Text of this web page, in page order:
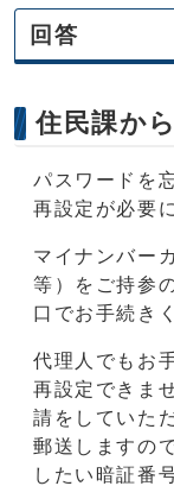
回答
住民課か
パスワードを
再設定が必要
マイナンバー
等）をご持参
口でお手続き
代理人でもお
再設定できま
請をしていた
郵送しますの
したい暗証番